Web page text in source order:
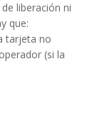
liberación ni
que:
tarjeta no
(si la